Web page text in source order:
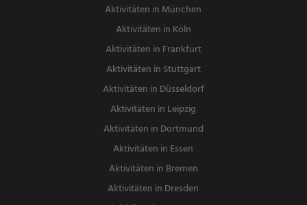
Aktivitäten in München
Aktivitäten in Köln
Aktivitäten in Frankfurt
Aktivitäten in Stuttgart
Aktivitäten in Düsseldorf
Aktivitäten in Leipzig
Aktivitäten in Dortmund
Aktivitäten in Essen
Aktivitäten in Bremen
Aktivitäten in Dresden